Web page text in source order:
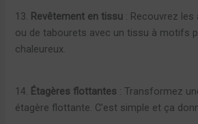
13. Revêtement en tissu : Recouvrez
ou de tabourets avec un tissu à motifs
chaleureux.
14. Étagères flottantes : Transformez
étagère flottante. C’est simple et ça